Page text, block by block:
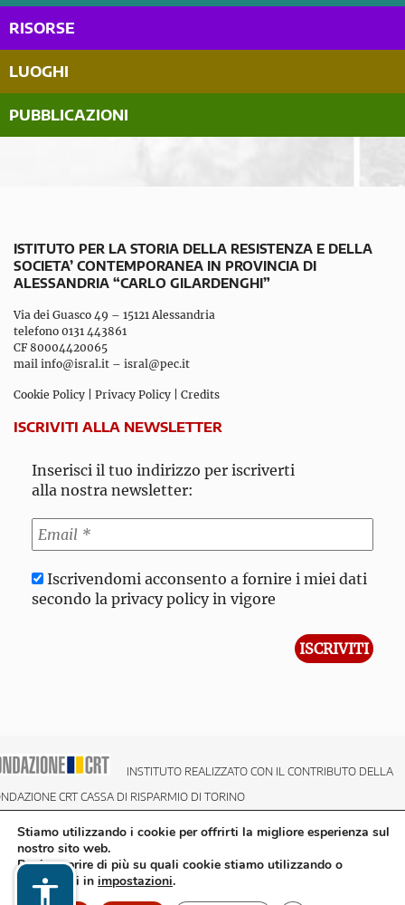
RISORSE
LUOGHI
PUBBLICAZIONI
ISTITUTO PER LA STORIA DELLA RESISTENZA E DELLA
SOCIETA’ CONTEMPORANEA IN PROVINCIA DI
ALESSANDRIA “CARLO GILARDENGHI”
Via dei Guasco 49 – 15121 Alessandria
telefono 0131 443861
CF 80004420065
mail info@isral.it – isral@pec.it
Cookie Policy Privacy Policy Credits
ISCRIVITI ALLA NEWSLETTER
Inserisci il tuo indirizzo per iscriverti
alla nostra newsletter:
Iscrivendomi acconsento a fornire i miei dati
secondo la privacy policy in vigore
INSTITUTO REALIZZATO CON IL CONTRIBUTO DELLA
CRT CASSA DI RISPARMIO DI TORINO
Stiamo utilizzando i cookie per offrirti la migliore esperienza sul
nostro sito web.
Puoi scoprire di più su quali cookie stiamo utilizzando o
disattivarli in impostazioni.